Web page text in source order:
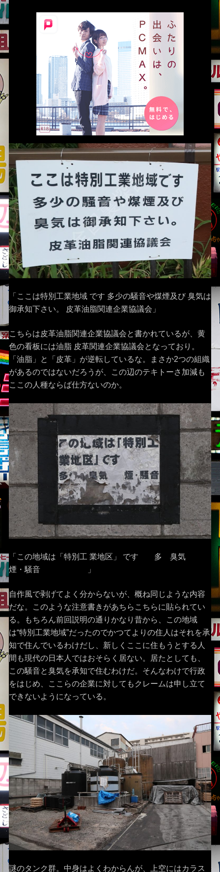
「ここは特別工業地域 です 多少の騒音や煤煙及び 臭気は
御承知下さい。 皮革油脂関連企業協議会」
こちらは皮革油脂関連企業協議会と書かれているが、黄
色の看板には油脂 皮革関連企業協議会となっており。
「油脂」と「皮革」が逆転しているな。まさか2つの組織
があるのではないだろうが、この辺のテキトーさ加減も
ここの人種ならば仕方ないのか。
「この地域は「特別工 業地区」 です 多 臭気
煙・騒音 」
自作風で剥げてよく分からないが、概ね同じような内容
だな。このような注意書きがあちらこちらに貼られてい
る。もちろん前回説明の通りかなり昔から、この地域
は“特別工業地域”だったのでかつてよりの住人はそれを承
知で住んでいるわけだし、新しくここに住もうとする人
間も現代の日本人ではおそらく居ない。居たとしても、
この騒音と臭気を承知で住むわけだ。そんなわけで行政
をはじめ、ここらの企業に対してもクレームは申し立て
できないようになっている。
謎のタンク群。中身はよくわからんが、上空にはカラス